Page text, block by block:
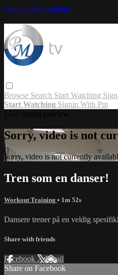
Skip to main content
Browse Search Start Watching
Start Watching Signin With Pm
Sorry, video is not
Sorry, video is not currently
Tren som en danser!
Workout Training • 1m 52s
Dansere trener på en veldig
Share with friends
Facebook XEmail
Share on Facebook